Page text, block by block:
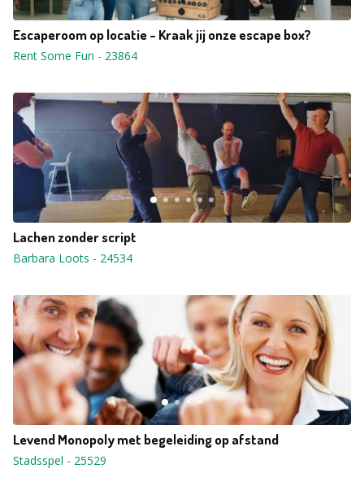
Escaperoom op locatie - Kraak jij onze escape box?
Rent Some Fun - 23864
Lachen zonder script
Barbara Loots - 24534
Levend Monopoly met begeleiding op afstand
Stadsspel - 25529